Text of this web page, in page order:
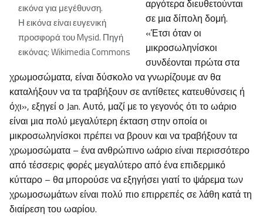
εικόνα για μεγέθυνση.
Η εικόνα είναι ευγενική
προσφορά του Mysid. Πηγή
εικόνας: Wikimedia Commons
αργότερα διευθετούνται
σε μια δίπολη δομή.
«Έτσι όταν οι
μικροσωληνίσκοι
συνδέονται πρώτα στα
χρωμοσώματα, είναι δύσκολο να γνωρίζουμε αν θα
καταλήξουν να τα τραβήξουν σε αντίθετες κατευθύνσεις ή
όχι», εξηγεί ο Jan. Αυτό, μαζί με το γεγονός ότι το ωάριο
είναι μια πολύ μεγαλύτερη έκταση στην οποία οι
μικροσωληνίσκοι πρέπει να βρουν και να τραβήξουν τα
χρωμοσώματα – ένα ανθρώπινο ωάριο είναι περισσότερο
από τέσσερις φορές μεγαλύτερο από ένα επιδερμικό
κύτταρο – θα μπορούσε να εξηγήσει γιατί το ψάρεμα των
χρωμοσωμάτων είναι πολύ πιο επιρρεπές σε λάθη κατά τη
διαίρεση του ωαρίου.